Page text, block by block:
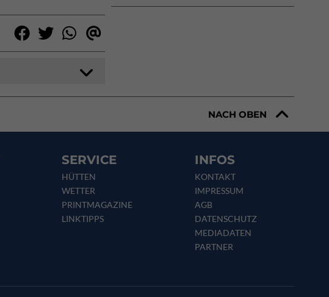
NACH OBEN
SERVICE
HÜTTEN
WETTER
PRINTMAGAZINE
LINKTIPPS
INFOS
KONTAKT
IMPRESSUM
AGB
DATENSCHUTZ
MEDIADATEN
PARTNER